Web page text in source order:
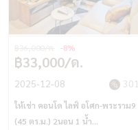
฿33,000/ด.
-8%
2025-12-08 301
ให้เช่า คอนโด ไลฟ์ อโศก-พระราม9
(45 ตร.ม.) 2นอน 1 น้ำ